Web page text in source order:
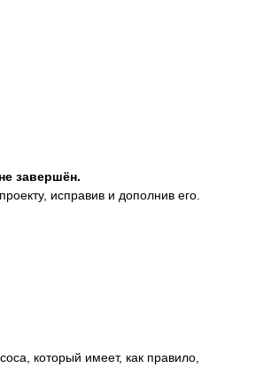
завершён.
исправив и дополнив его.
который имеет, как правило,